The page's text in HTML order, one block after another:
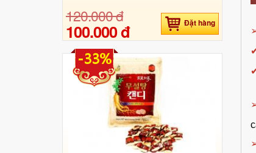
120.000 đ
100.000 đ Đặt hàng
-33%